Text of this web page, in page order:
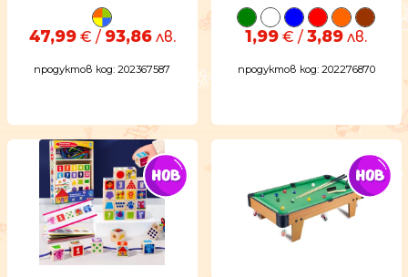
47,99€ / 93,86лв.
продуктов код: 202367587
1,99 € / 3,89 лв.
продуктов код: 202276870